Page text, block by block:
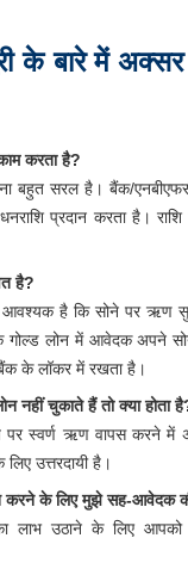
करता है?
बहुत सरल है। बैंक/
प्रदान करता है। राशि
है?
आवश्यक है कि सोने पर ऋण
लोन में आवेदक अपने सोने
के लॉकर में रखता है।
नहीं चुकाते हैं तो क्या होता
पर स्वर्ण ऋण वापस करने में
उत्तरदायी है।
करने के लिए मुझे सह-आवेदक
लाभ उठाने के लिए आपको